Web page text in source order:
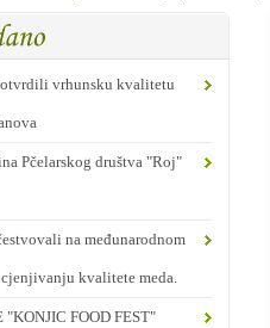
vrhunsku kvalitetu
Pčelarskog društva "Roj"
na međunarodnom
kvalitete meda.
"KONJIC FOOD FEST"